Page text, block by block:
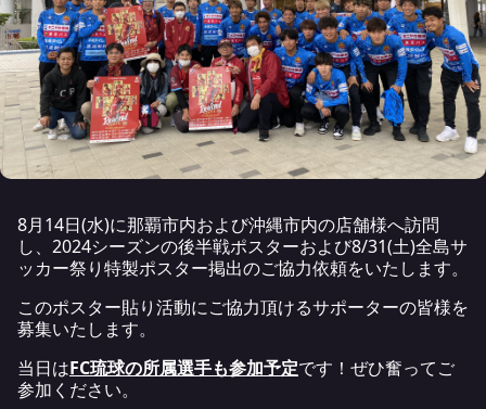
8月14日(水)に那覇市内および沖縄市内の店舗様へ訪問
し、2024シーズンの後半戦ポスターおよび8/31(土)全島サ
ッカー祭り特製ポスター掲出のご協力依頼をいたします。
このポスター貼り活動にご協力頂けるサポーターの皆様を
募集いたします。
当日はFC琉球の所属選手も参加予定です！ぜひ奮ってご
参加ください。